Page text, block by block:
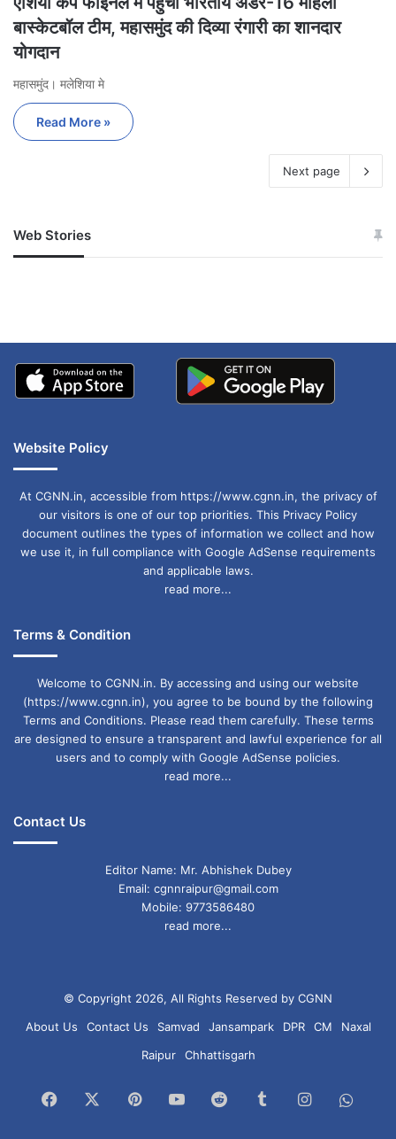
बास्केटबॉल टीम, महासमुंद की दिव्या रंगारी का शानदार
योगदान
महासमुंद। मलेशिया मे
Read More »
Next page
Web Stories
जम्मू-कश्मीर में बारिश से
अपडेट
खाई में धक्का… आरोपियों ने
Website Policy
At CGNN.in, accessible from https://www.cgnn.in, the privacy of
our visitors is one of our top priorities. This Privacy Policy
document outlines the types of information we collect and how
we use it, in full compliance with Google AdSense requirements
and applicable laws.
read more...
Terms & Condition
Welcome to CGNN.in. By accessing and using our website
(https://www.cgnn.in), you agree to be bound by the following
Terms and Conditions. Please read them carefully. These terms
are designed to ensure a transparent and lawful experience for all
users and to comply with Google AdSense policies.
read more...
Contact Us
Editor Name: Mr. Abhishek Dubey
Email: cgnnraipur@gmail.com
Mobile: 9773586480
read more...
© Copyright 2026, All Rights Reserved by CGNN
About Us
Contact Us Samvad Jansampark DPR CM
Naxal
Raipur
Chhattisgarh
Facebook PinterestYouTubeReddit TumblrInstagram